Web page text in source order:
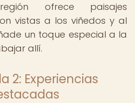
ofrece paisajes
vistas a los viñedos y al
un toque especial a la
allí.
2: Experiencias